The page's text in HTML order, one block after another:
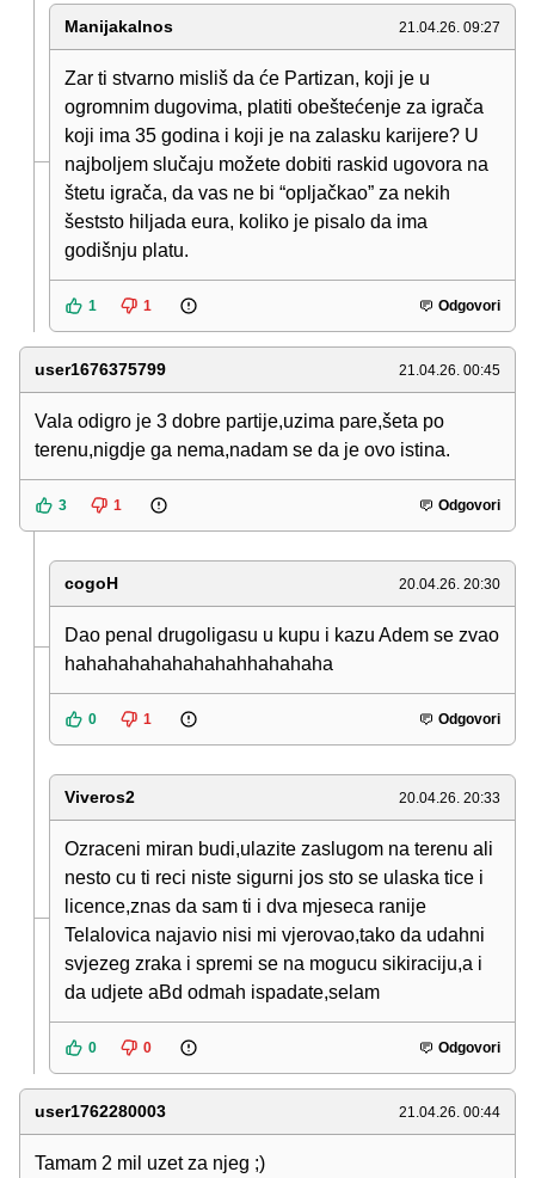
Manijakalnos 21.04.26. 09:27
Zar ti stvarno misliš da će Partizan, koji je u
ogromnim dugovima, platiti obeštećenje za igrača
koji ima 35 godina i koji je na zalasku karijere? U
najboljem slučaju možete dobiti raskid ugovora na
štetu igrača, da vas ne bi “opljačkao” za nekih
šeststo hiljada eura, koliko je pisalo da ima
godišnju platu.
1 1 Odgovori
user1676375799 21.04.26. 00:45
Vala odigro je 3 dobre partije,uzima pare,šeta po
terenu,nigdje ga nema,nadam se da je ovo istina.
3 1 Odgovori
cogoH 20.04.26. 20:30
Dao penal drugoligasu u kupu i kazu Adem se zvao
hahahahahahahahahhahahaha
0 1 Odgovori
Viveros2 20.04.26. 20:33
Ozraceni miran budi,ulazite zaslugom na terenu ali
nesto cu ti reci niste sigurni jos sto se ulaska tice i
licence,znas da sam ti i dva mjeseca ranije
Telalovica najavio nisi mi vjerovao,tako da udahni
svjezeg zraka i spremi se na mogucu sikiraciju,a i
da udjete aBd odmah ispadate,selam
0 0 Odgovori
user1762280003 21.04.26. 00:44
Tamam 2 mil uzet za njeg ;)